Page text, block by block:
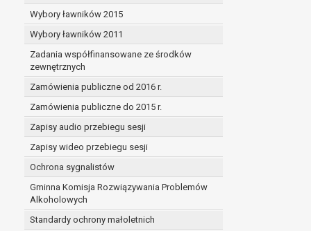
Wybory ławników 2015
Wybory ławników 2011
Zadania współfinansowane ze środków
zewnętrznych
Zamówienia publiczne od 2016 r.
Zamówienia publiczne do 2015 r.
Zapisy audio przebiegu sesji
Zapisy wideo przebiegu sesji
Ochrona sygnalistów
Gminna Komisja Rozwiązywania Problemów
Alkoholowych
Standardy ochrony małoletnich